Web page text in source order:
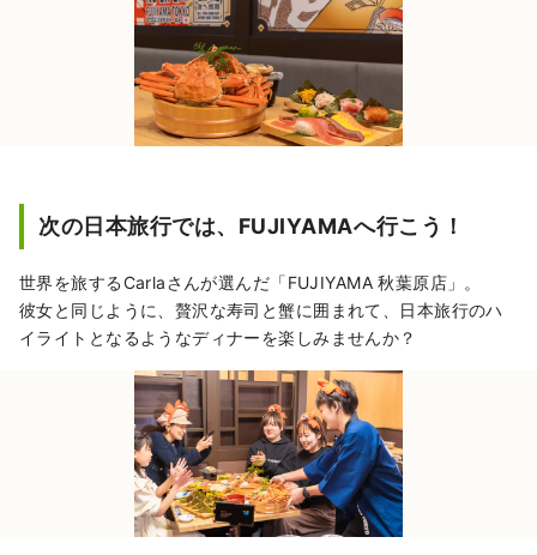
次の日本旅行では、FUJIYAMAへ行こう！
世界を旅するCarlaさんが選んだ「FUJIYAMA 秋葉原店」。
彼女と同じように、贅沢な寿司と蟹に囲まれて、日本旅行のハ
イライトとなるようなディナーを楽しみませんか？